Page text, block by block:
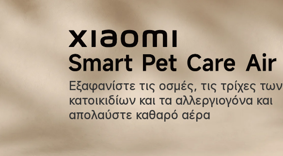
Εξαφανίστε τις οσμές, τις τρίχες των
κατοικιδίων και τα αλλεργιογόνα και
απολαύστε καθαρό αέρα